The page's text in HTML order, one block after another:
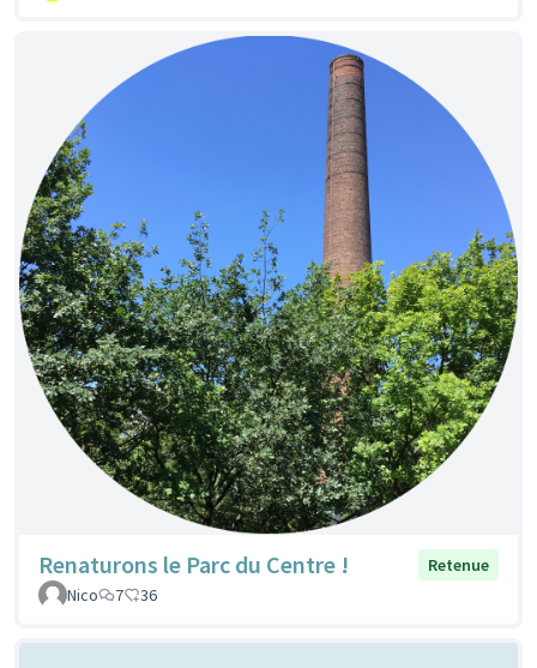
Renaturons le Parc du Centre !
Retenue
Nico
7 36